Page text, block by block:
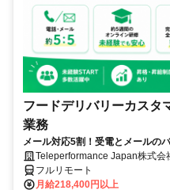
フードデリバリーカスタ
業務
メール対応5割！受電とメールの
Teleperformance Japan株式会
フルリモート
月給218,400円以上